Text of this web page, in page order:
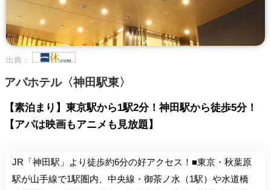
出典：
アパホテル〈神田駅東〉
【素泊まり】東京駅から1駅2分！神田駅から徒歩5分！
【アパは映画もアニメも見放題】
JR「神田駅」より徒歩約6分の好アクセス！■東京・秋葉原
駅が山手線で1駅圏内、中央線・御茶ノ水（1駅）や水道橋